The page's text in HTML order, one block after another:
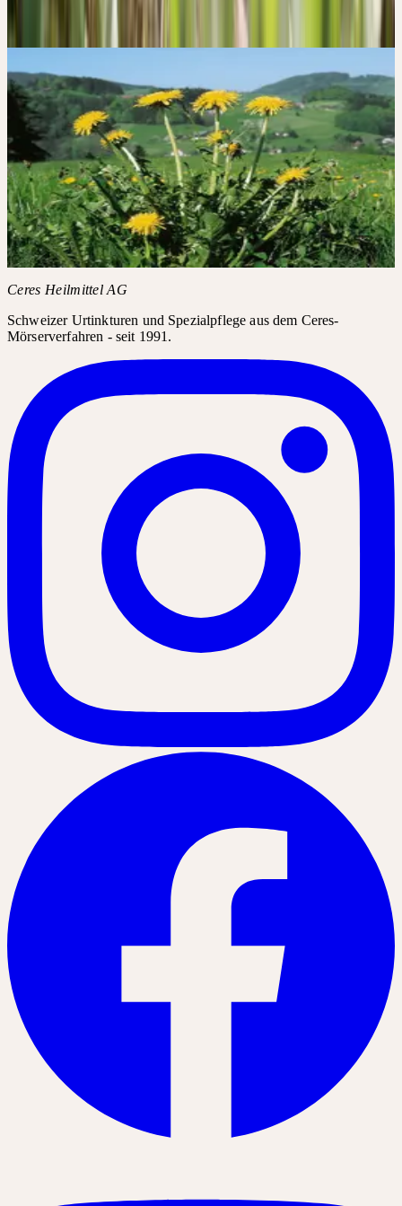
die volle Lebenskraft der Pflanze, bewahrt.
Die 4 Säulen der Qualität
CERES AUF
INSTAGRAM#TARAXACUM /
#TARAXACUMOFFICINALE
Instagram-Posts benötigen Ihre Zustimmung für Drittanbieter-
Inhalte.
Instagram laden
Ceres Heilmittel AG
Schweizer Urtinkturen und Spezialpflege aus dem Ceres-
Mörserverfahren - seit 1991.